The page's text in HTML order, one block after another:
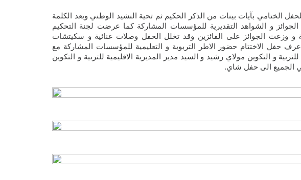
مارس 2023 افتتح الحفل الختامي بآيات بينات من الذكر الحكيم ثم تحية النشيد الوطني وبعد الكلمة
و الشواهد التقديرية للمؤسسات المشاركة كما عرضت لجنة التحكيم
و وزعت الجوائز على الفائزين وقد تخلل الحفل وصلات غنائية و سكيتشات
حفل الاختتام حضور الاطر التربوية و التعليمية للمؤسسات المشاركة مع
و التكوين مولاي رشيد و السيد مدير المديرية الاقليمية للتربية و التكوين
الجميع الى حفل شاي.